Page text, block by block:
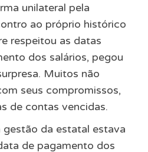
unilateral pela
ao próprio histórico
respeitou as datas
dos salários, pegou
Muitos não
seus compromissos,
de contas vencidas.
gestão da estatal estava
de pagamento dos